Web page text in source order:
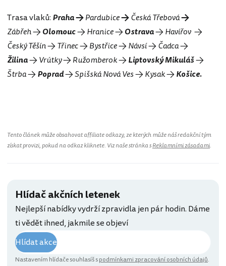
Trasa vlaků: Praha→Pardubice→Česká Třebová→
Zábřeh →Olomouc→ Hranice →Ostrava→ Havířov →
Český Těšín → Třinec → Bystřice → Návsí → Čadca →
Žilina→ Vrútky → Ružomberok →Liptovský Mikuláš→
Štrba →Poprad→ Spišská Nová Ves → Kysak →Košice.
Tento článek může obsahovat affiliate odkazy, ze kterých může náš redakční tým
získat provizi, pokud na odkaz kliknete. Viz naše stránka sReklamními zásadami.
Hlídač akčních letenek
Nejlepší nabídky vydrží zpravidla jen pár hodin. Dáme
ti vědět ihned, jakmile se objeví
Hlídat akce
Nastavením hlídače souhlasíš spodmínkami zpracování osobních údajů.